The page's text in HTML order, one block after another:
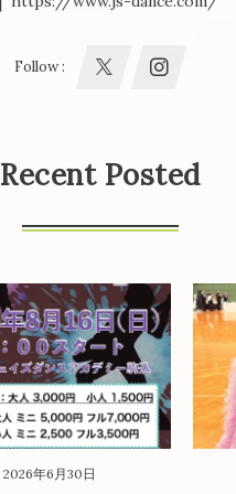
Follow :
Recent Posted
2026年6月30日